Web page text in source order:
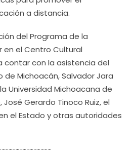
a distancia.
del Programa de la
en el Centro Cultural
contar con la asistencia del
de Michoacán, Salvador Jara
Universidad Michoacana de
José Gerardo Tinoco Ruiz, el
el Estado y otras autoridades